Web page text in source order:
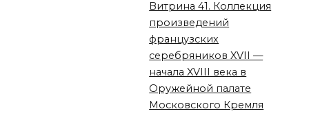
Витрина 41. Коллекция
произведений
французских
серебряников XVII —
начала XVIII века в
Оружейной палате
Московского Кремля